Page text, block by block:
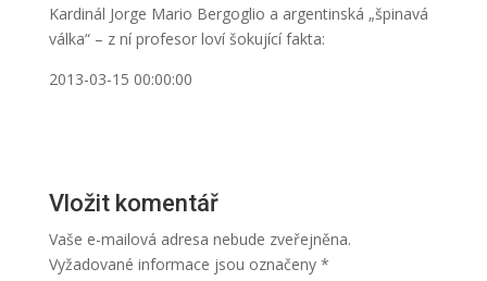
Kardinál Jorge Mario Bergoglio a argentinská „špinavá
válka“ – z ní profesor loví šokující fakta:
2013-03-15 00:00:00
Vložit komentář
Vaše e-mailová adresa nebude zveřejněna.
Vyžadované informace jsou označeny *